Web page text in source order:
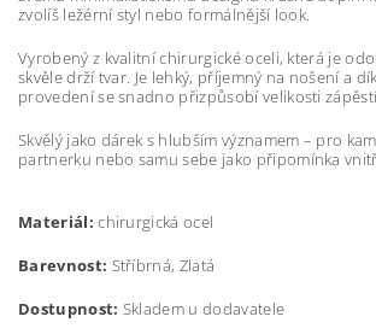
zvolíš ležérní styl nebo formálnější look.
Vyrobený z kvalitní chirurgické oceli, která je
skvěle drží tvar. Je lehký, příjemný na nošení a
provedení se snadno přizpůsobí velikosti
Skvělý jako dárek s hlubším významem – pro
partnerku nebo samu sebe jako připomínka
Materiál: chirurgická ocel
Barevnost: Stříbrná, Zlatá
Dostupnost: Skladem u dodavatele